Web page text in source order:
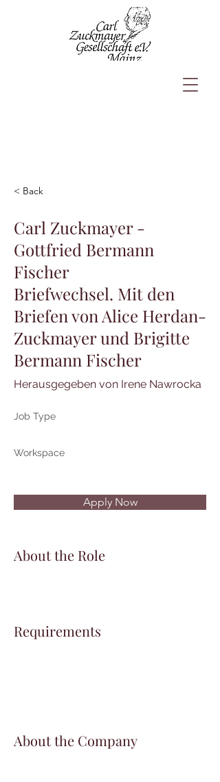
< Back
Carl Zuckmayer -
Gottfried Bermann
Fischer
Briefwechsel. Mit den
Briefen von Alice Herdan-
Zuckmayer und Brigitte
Bermann Fischer
Herausgegeben von Irene Nawrocka
Job Type
Workspace
Apply Now
About the Role
Requirements
About the Company